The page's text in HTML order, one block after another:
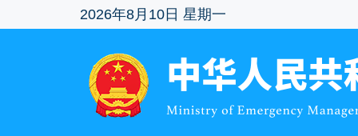
2026年8月10日 星期一